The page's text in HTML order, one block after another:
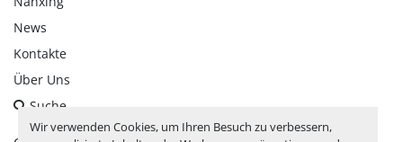
Wir verwenden Cookies, um Ihren Besuch zu verbessern,
News
Kontakte
Über Uns
Suche